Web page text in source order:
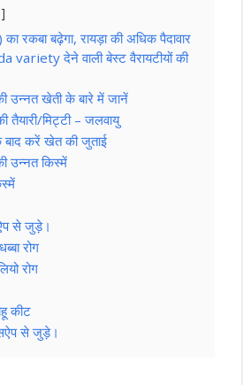
का रकबा बढ़ेगा, रायड़ा की अधिक पैदावार
देने वाली बेस्ट वैरायटीयों की
उन्नत खेती के बारे में जानें
तैयारी/मिट्टी – जलवायु
करें खेत की जुताई
उन्नत किस्में
से जुड़े।
रोग
रोग
कीट
से जुड़े।